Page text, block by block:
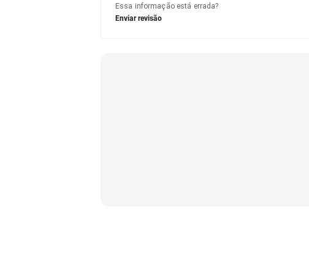
Essa informação está errada?
Enviar revisão